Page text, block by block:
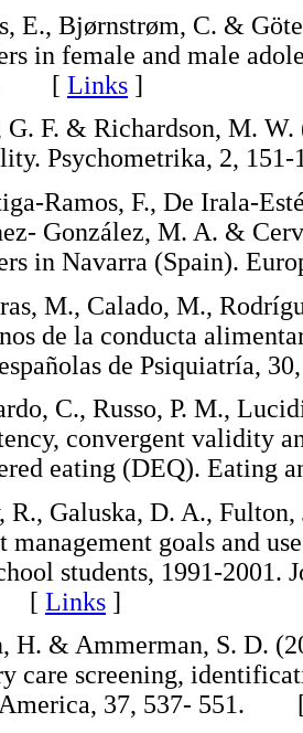
E., Bjørnstrøm, C. &
in female and male
[ Links ]
G. F. & Richardson, M.
Psychometrika, 2,
Ramos, F., De Irala-
González, M. A. &
in Navarra (Spain).
M., Calado, M.,
de la conducta
de
C., Russo, P. M.,
convergent validity
eating (DEQ).
R., Galuska, D. A.,
management goals and
students, 1991-2001.
[ Links ]
H. & Ammerman, S. D.
care screening,
America, 37, 537- 551.